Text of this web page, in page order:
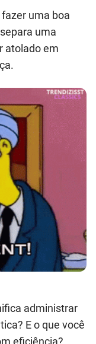
uma boa
uma
atolado em
administrar
E o que você
eficiência?